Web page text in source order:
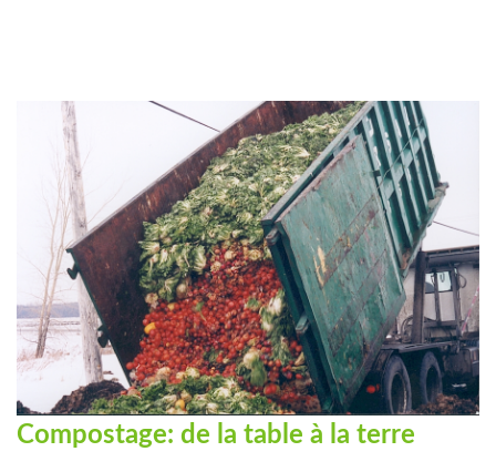
Compostage: de la table à la terre